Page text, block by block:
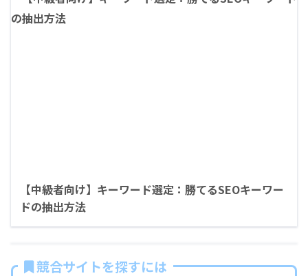
【中級者向け】キーワード選定：勝てるSEOキーワー
ドの抽出方法
競合サイトを探すには